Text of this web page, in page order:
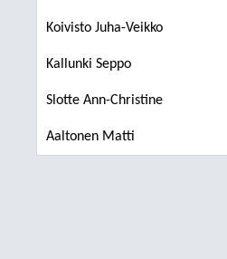
Koivisto Juha-Veikko
Kallunki Seppo
Slotte Ann-Christine
Aaltonen Matti